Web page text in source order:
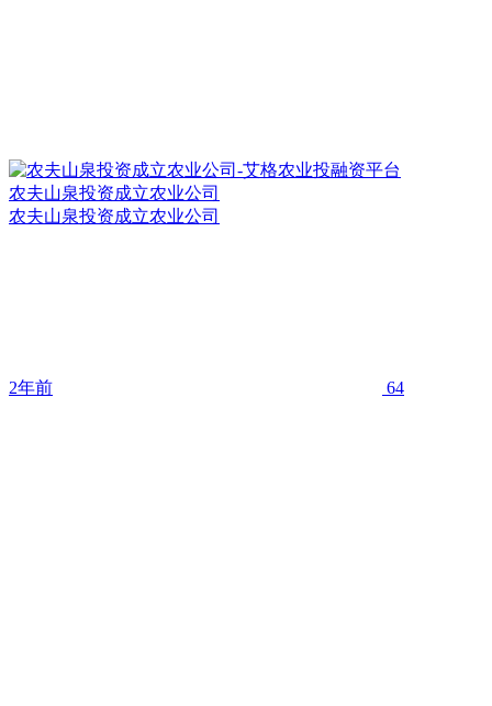
农夫山泉投资成立农业公司
农夫山泉投资成立农业公司
2年前 64